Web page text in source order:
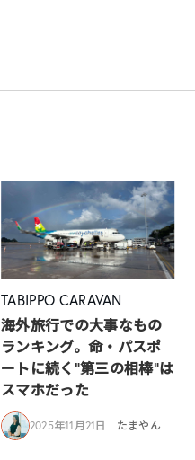
TABIPPO CARAVAN
海外旅行での大事なもの
ランキング。命・パスポ
ートに続く“第三の相棒”は
スマホだった
2025年11月21日 たまやん